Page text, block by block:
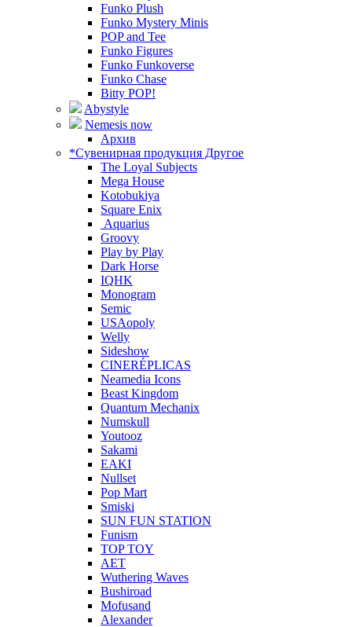
Funko Plush
Funko Mystery Minis
POP and Tee
Funko Figures
Funko Funkoverse
Funko Chase
Bitty POP!
Abystyle
Nemesis now
Архив
*Сувенирная продукция Другое
The Loyal Subjects
Mega House
Kotobukiya
Square Enix
Aquarius
Groovy
Play by Play
Dark Horse
IQHK
Monogram
Semic
USAopoly
Welly
Sideshow
CINERÉPLICAS
Neamedia Icons
Beast Kingdom
Quantum Mechanix
Numskull
Youtooz
Sakami
EAKI
Nullset
Pop Mart
Smiski
SUN FUN STATION
Funism
TOP TOY
AET
Wuthering Waves
Bushiroad
Mofusand
Alexander